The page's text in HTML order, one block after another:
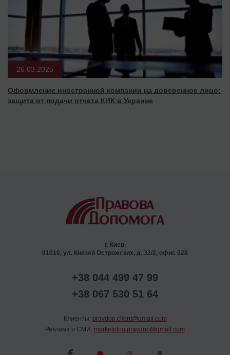
26.03.2025
Оформление иностранной компании на доверенное лицо:
защита от подачи отчета КИК в Украине
г. Киев,
01010, ул. Князей Острожских, д. 32/2, офис 028
+38 044 499 47 99
+38 067 530 51 64
Клиенты: pravdop.client@gmail.com
Реклама и СМИ: marketolog.pravdop@gmail.com